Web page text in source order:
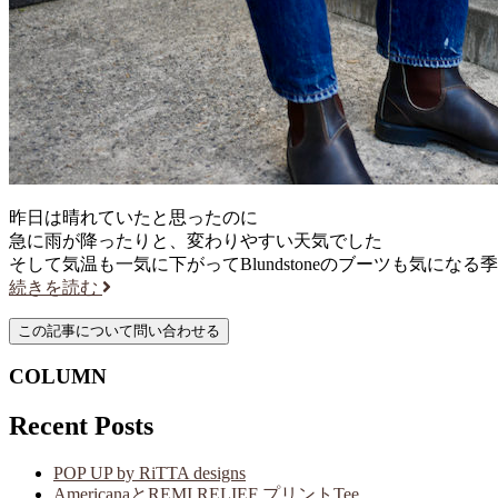
昨日は晴れていたと思ったのに
急に雨が降ったりと、変わりやすい天気でした
そして気温も一気に下がってBlundstoneのブーツも気になる
続きを読む
COLUMN
Recent Posts
POP UP by RiTTA designs